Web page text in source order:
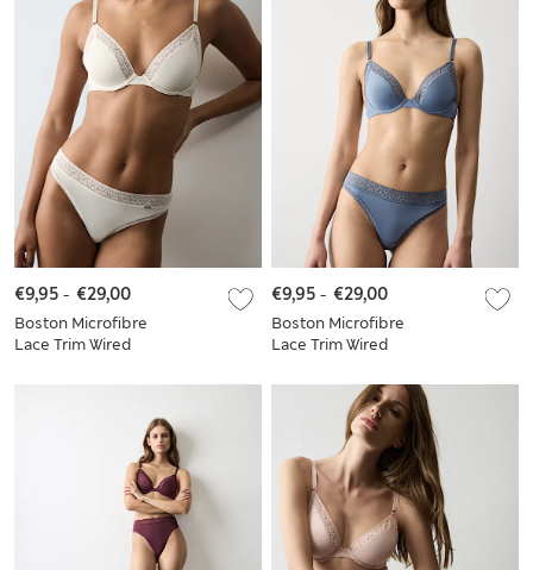
dentelle
Boston Microfibre
Lace Trim Wired
€9,95 - €29,00
Boston Microfibre
Lace Trim Wired
€9,95 - €29,00